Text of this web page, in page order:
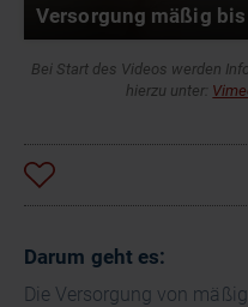
Bei Start des Videos werden
hierzu unter:
Darum geht es:
Die Versorgung von